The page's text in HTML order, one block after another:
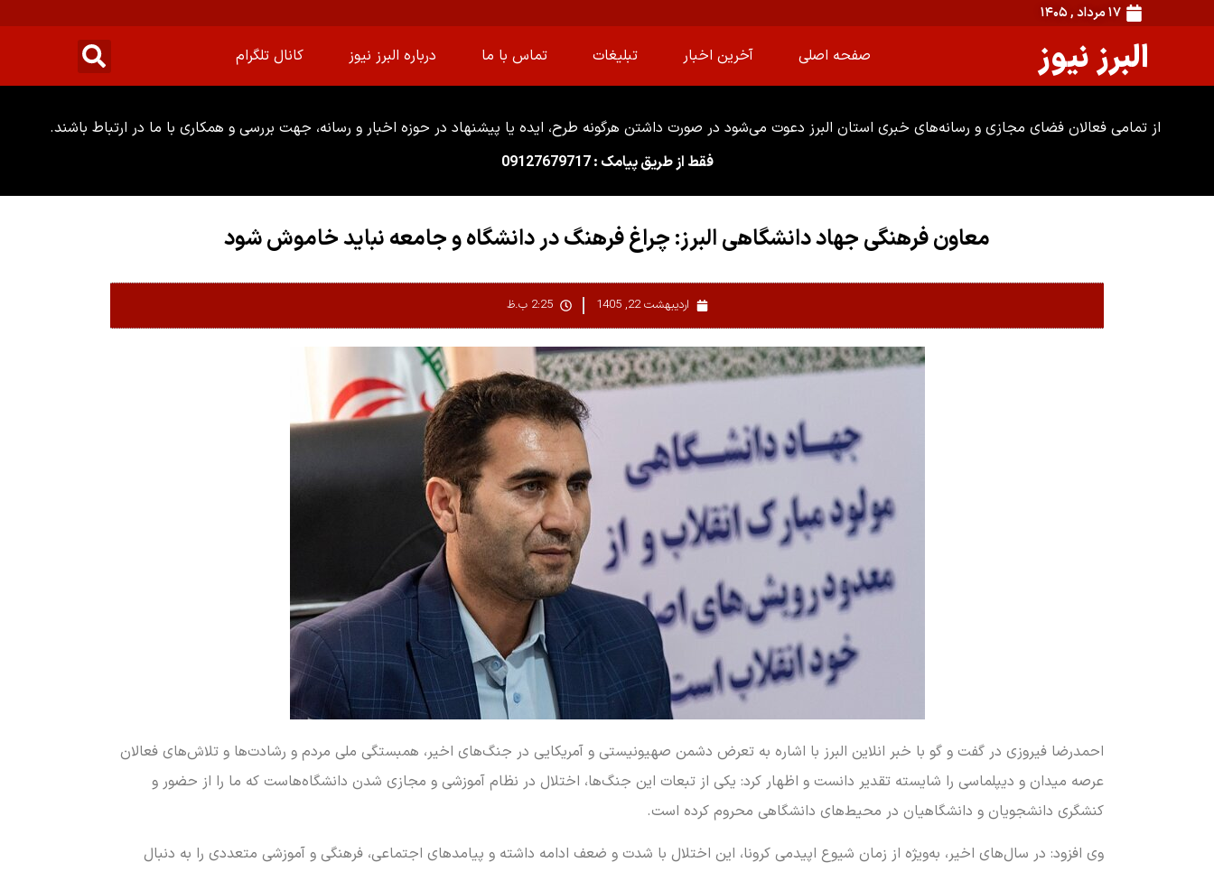
۱۷ مرداد , ۱۴۰۵
البرز نیوز صفحه اصلی آخرین اخبار تبلیغات تماس با ما درباره البرز نیوز کانال تلگرام
از تمامی فعالان فضای مجازی و رسانه‌های خبری استان البرز دعوت می‌شود در صورت داشتن هرگونه طرح، ایده یا پیشنهاد در حوزه اخبار و رسانه، جهت بررسی و همکاری با ما در ارتباط باشند.
فقط از طریق پیامک : 09127679717
معاون فرهنگی جهاد دانشگاهی البرز: چراغ فرهنگ در دانشگاه و جامعه نباید خاموش شود
اردیبهشت 22, 1405 2:25 ب.ظ
احمدرضا فیروزی در گفت و گو با خبر انلاین البرز با اشاره به تعرض دشمن صهیونیستی و آمریکایی در جنگ‌های اخیر، همبستگی ملی مردم و رشادت‌ها و تلاش‌های فعالان
عرصه میدان و دیپلماسی را شایسته تقدیر دانست و اظهار کرد: یکی از تبعات این جنگ‌ها، اختلال در نظام آموزشی و مجازی شدن دانشگاه‌هاست که ما را از حضور و
کنشگری دانشجویان و دانشگاهیان در محیط‌های دانشگاهی محروم کرده است.
وی افزود: در سال‌های اخیر، به‌ویژه از زمان شیوع اپیدمی کرونا، این اختلال با شدت و ضعف ادامه داشته و پیامدهای اجتماعی، فرهنگی و آموزشی متعددی را به دنبال